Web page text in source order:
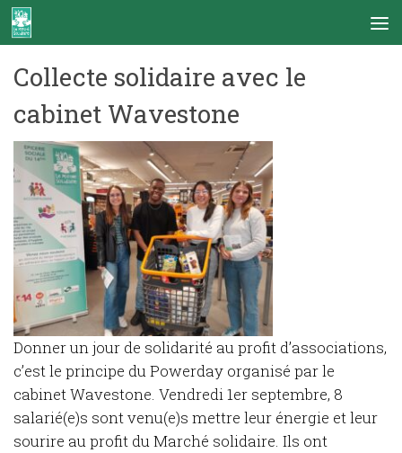
Skip to content
Collecte solidaire avec le
cabinet Wavestone
Donner un jour de solidarité au profit d’associations,
c’est le principe du Powerday organisé par le
cabinet Wavestone. Vendredi 1er septembre, 8
salarié(e)s sont venu(e)s mettre leur énergie et leur
sourire au profit du Marché solidaire. Ils ont